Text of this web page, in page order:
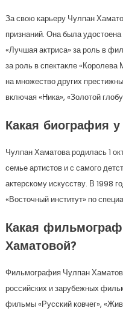
За свою карьеру Чулпан
признаний. Она была
«Лучшая актриса» за роль в
за роль в спектакле
на множество других
включая «Ника», «Золотой
Какая биография
Чулпан Хаматова родилась 1
семье артистов и с самого
актерскому искусству. В 1998
«Восточный институт» по
Какая
Хаматовой?
Фильмография Чулпан
российских и зарубежных
фильмы «Русский ковчег»,